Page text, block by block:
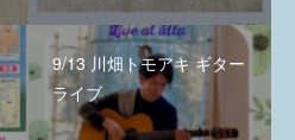
9/13 川畑トモアキ ギター
ライブ